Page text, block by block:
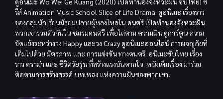
รีส์ Animation Music School Slice of Life Drama. ดูอนิเมะ เรื่องราว
ของกลุ่มนักเรียนมัธยมปลายผู้หลงใหลใน ดนตรีเปิดทำนองจังหวะฝัน
พวกเขารวมตัวกันใน ชมรมดนตรี เพื่อไล่ตาม ความฝันดูการ์ตูน ความ
ขัดแย้งระหว่างวง Happyและวง Crazyดูอนิเมะออนไลน์การผจญภัยที่
เต็มไปด้วย มิตรภาพ และ การแข่งขันทางดนตรี. อนิเมะซับไทย เรื่อง
ราว ดราม่า และ ชีวิตวัยรุ่นที่สร้างแรงบันดาลใจ. หนังเต็มเรื่อง มาร่วม
ติดตามการสร้างสรรค์บทเพลง แห่งความฝันของพวกเขา!